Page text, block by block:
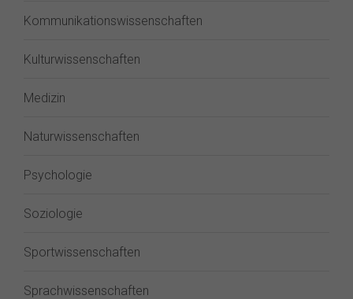
Kommunikationswissenschaften
Kulturwissenschaften
Medizin
Naturwissenschaften
Psychologie
Soziologie
Sportwissenschaften
Sprachwissenschaften